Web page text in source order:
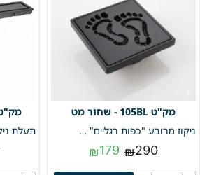
105BL - שחור מט
ניקוז מרובע "כפות רגליים" | 10/10 | פטנט חוסם ריחות וחרקים | שחור מט | מק"ט 105BL
₪290
₪179